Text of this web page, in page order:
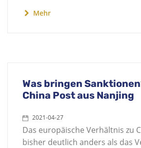
Mehr
Was bringen
China Post aus Nanjing
2021-04-27
Das europäische Verhältnis zu
bisher deutlich anders als das